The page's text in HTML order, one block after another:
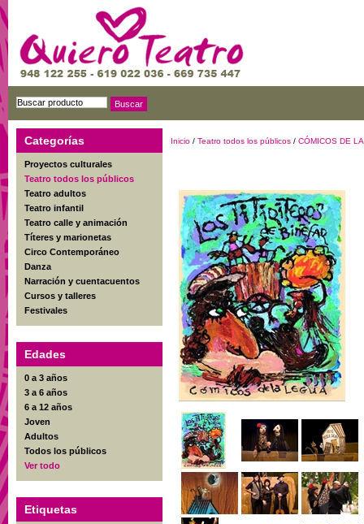
Categorías
Proyectos culturales
Teatro todos los públicos
Teatro adultos
Teatro infantil
Teatro calle y animación
Títeres y marionetas
Circo Contemporáneo
Danza
Narración y cuentacuentos
Cursos y talleres
Festivales
Edades
0 a 3 años
3 a 6 años
6 a 12 años
Joven
Adultos
Todos los públicos
Ver todo
Etiquetas
Inicio / Teatro todos los públicos / CÓMICOS DE